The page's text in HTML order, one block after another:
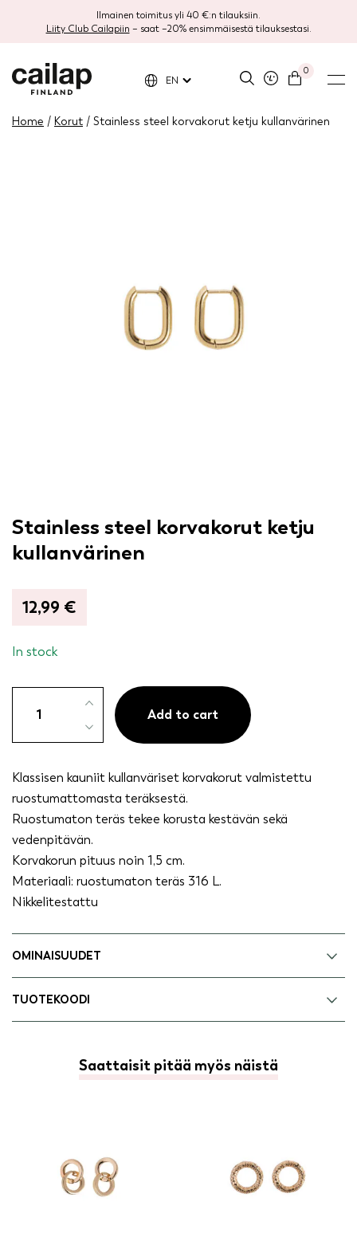
Ilmainen toimitus yli 40 €:n tilauksiin.
Liity Club Cailapiin – saat –20% ensimmäisestä tilauksestasi.
0
EN
Home / Korut / Stainless steel korvakorut ketju kullanvärinen
Stainless steel korvakorut ketju
kullanvärinen
12,99 €
In stock
steel
kullanvärinen
quantity
Add to cart
Klassisen kauniit kullanväriset korvakorut valmistettu
ruostumattomasta teräksestä.
Ruostumaton teräs tekee korusta kestävän sekä
vedenpitävän.
Korvakorun pituus noin 1,5 cm.
Materiaali: ruostumaton teräs 316 L.
Nikkelitestattu
OMINAISUUDET
TUOTEKOODI
Saattaisit pitää myös näistä